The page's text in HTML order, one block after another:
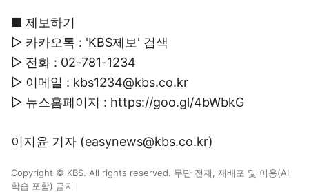
■ 제보하기
▷ 카카오톡 : 'KBS제보' 검색
▷ 전화 : 02-781-1234
▷ 이메일 : kbs1234@kbs.co.kr
▷ 뉴스홈페이지 : https://goo.gl/4bWbkG
이지윤 기자 (easynews@kbs.co.kr)
Copyright © KBS. All rights reserved. 무단 전재, 재배포 및 이용(AI
학습 포함) 금지